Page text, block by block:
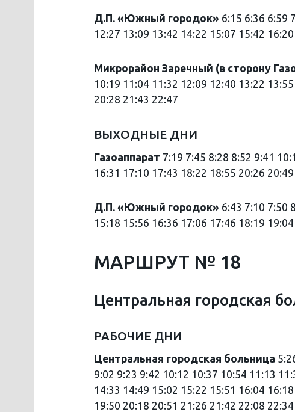
Д.П. «Южный городок» 6:15 6:36 6:59
12:27 13:09 13:42 14:22 15:07 15:42
Микрорайон Заречный (в сторону
10:19 11:04 11:32 12:09 12:40 13:22
20:28 21:43 22:47
ВЫХОДНЫЕ ДНИ
Газоаппарат 7:19 7:45 8:28 8:52 9:41
16:31 17:10 17:43 18:22 18:55 20:26
Д.П. «Южный городок» 6:43 7:10 7:50
15:18 15:56 16:36 17:06 17:46 18:19
МАРШРУТ № 18
Центральная городская
РАБОЧИЕ ДНИ
Центральная городская больница
9:02 9:23 9:42 10:12 10:37 10:54 11:13
14:33 14:49 15:02 15:22 15:51 16:04
19:50 20:18 20:51 21:26 21:42 22:08